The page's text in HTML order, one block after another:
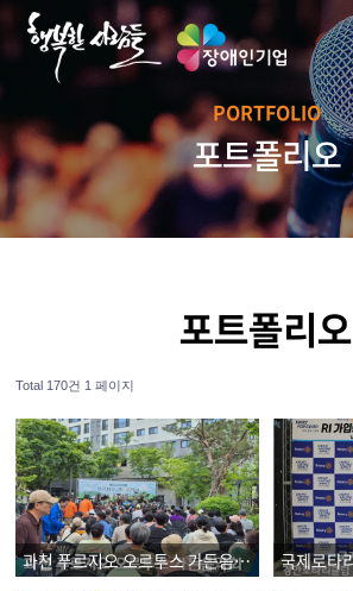
PORTFOLIO
포트폴리오
포트폴리오
Total 170건 1 페이지
과천 푸르지오 오르투스 가든음악회